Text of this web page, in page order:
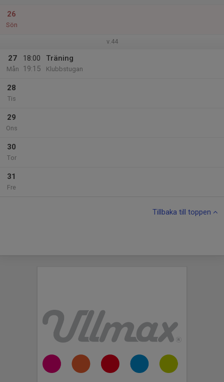
26
Sön
v.44
27
Mån
18:00
19:15
Träning
Klubbstugan
28
Tis
29
Ons
30
Tor
31
Fre
Tillbaka till toppen